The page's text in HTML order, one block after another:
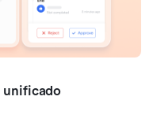
unificado